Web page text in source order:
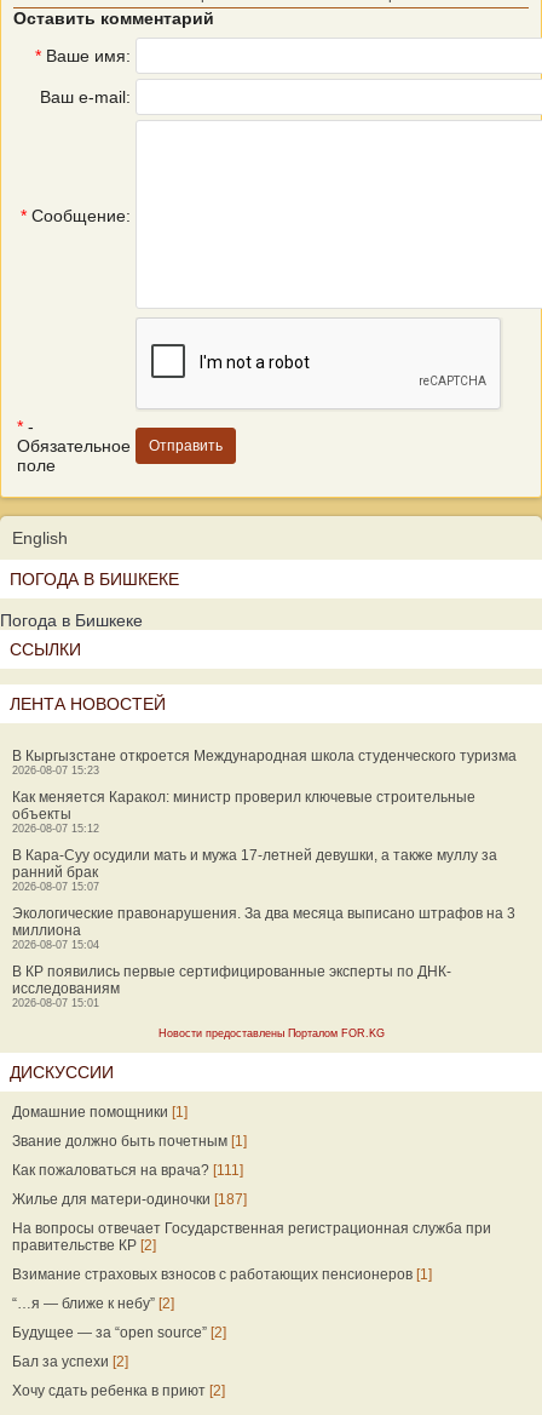
Оставить комментарий
* Ваше имя:
Ваш e-mail:
* Сообщение:
* -
Обязательное
поле
English
ПОГОДА В БИШКЕКЕ
Погода в Бишкеке
ССЫЛКИ
ЛЕНТА НОВОСТЕЙ
В Кыргызстане откроется Международная школа студенческого туризма
2026-08-07 15:23
Как меняется Каракол: министр проверил ключевые строительные
объекты
2026-08-07 15:12
В Кара-Суу осудили мать и мужа 17-летней девушки, а также муллу за
ранний брак
2026-08-07 15:07
Экологические правонарушения. За два месяца выписано штрафов на 3
миллиона
2026-08-07 15:04
В КР появились первые сертифицированные эксперты по ДНК-
исследованиям
2026-08-07 15:01
Новости предоставлены Порталом FOR.KG
ДИСКУССИИ
Домашние помощники [1]
Звание должно быть почетным [1]
Как пожаловаться на врача? [111]
Жилье для матери-одиночки [187]
На вопросы отвечает Государственная регистрационная служба при
правительстве КР [2]
Взимание страховых взносов с работающих пенсионеров [1]
“…я — ближе к небу” [2]
Будущее — за “open source” [2]
Бал за успехи [2]
Хочу сдать ребенка в приют [2]